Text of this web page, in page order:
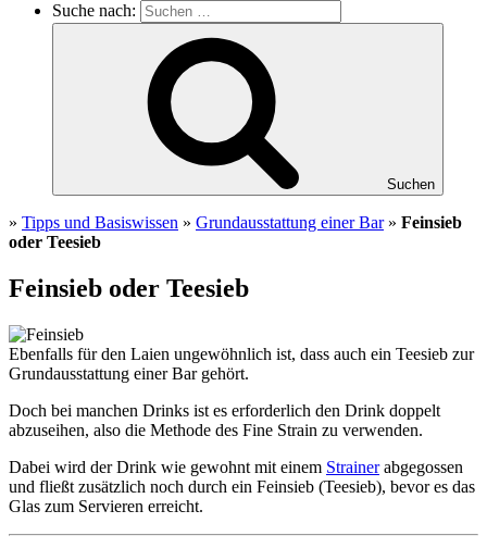
Suche nach:
Suchen
» Tipps und Basiswissen » Grundausstattung einer Bar» Feinsieb
oder Teesieb
Feinsieb oder Teesieb
Ebenfalls für den Laien ungewöhnlich ist, dass auch ein Teesieb zur
Grundausstattung einer Bar gehört.
Doch bei manchen Drinks ist es erforderlich den Drink doppelt
abzuseihen, also die Methode des Fine Strain zu verwenden.
Dabei wird der Drink wie gewohnt mit einem Strainerabgegossen
und fließt zusätzlich noch durch ein Feinsieb (Teesieb), bevor es das
Glas zum Servieren erreicht.